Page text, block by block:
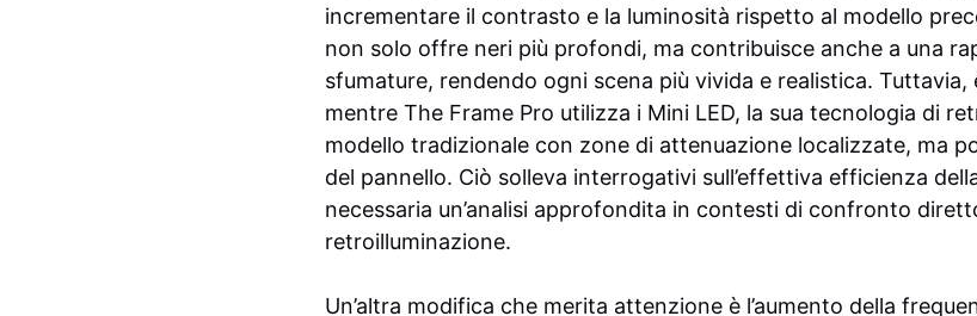
incrementare il contrasto e la luminosità rispetto al modello
non solo offre neri più profondi, ma contribuisce anche a una
sfumature, rendendo ogni scena più vivida e realistica.
mentre The Frame Pro utilizza i Mini LED, la sua tecnologia di
modello tradizionale con zone di attenuazione localizzate, ma
del pannello. Ciò solleva interrogativi sull’effettiva efficienza
necessaria un’analisi approfondita in contesti di confronto
retroilluminazione.
Un’altra modifica che merita attenzione è l’aumento della